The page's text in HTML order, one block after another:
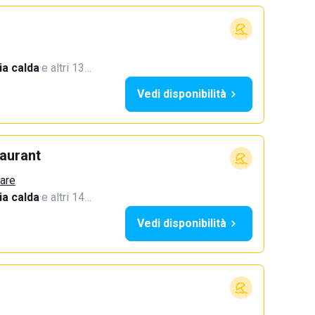
calda·e altri 13…
Vedi disponibilità
calda·e altri 14…
Vedi disponibilità